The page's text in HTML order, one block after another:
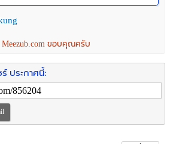
ด้
อยสะเก็ด ประมาณ 3 กม.
ประมาณ 10 กม.
ขอบคุณครับ
ประกาศนี้: